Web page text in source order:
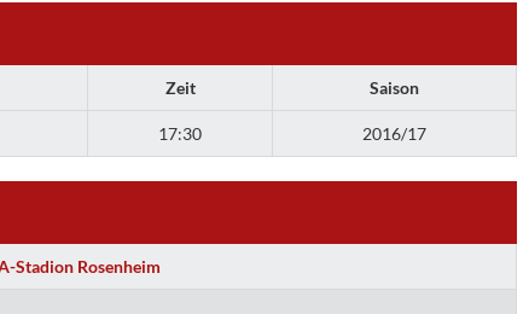
Zeit Saison
17:30 2016/17
Stadion Rosenheim